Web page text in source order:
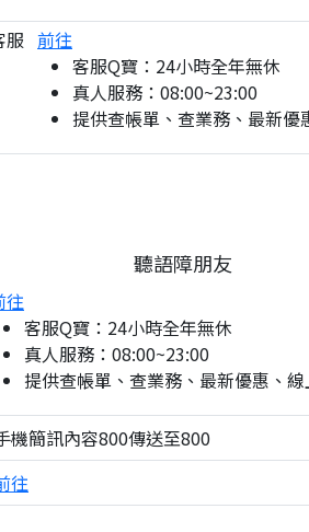
服 前往
客服Q寶：24小時全年無休
真人服務：08:00~23:00
提供查帳單、查業務、最新優
聽語障朋友
往
客服Q寶：24小時全年無休
真人服務：08:00~23:00
提供查帳單、查業務、最新優惠、
機簡訊內容800傳送至800
往